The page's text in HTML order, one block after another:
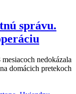
správu.
nedokázala
domácich pretekoch